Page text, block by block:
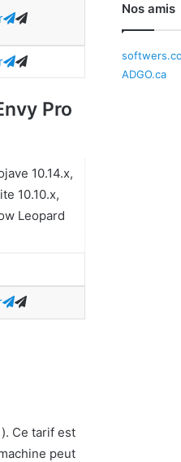
Pro
10.14.x,
10.10.x,
Leopard
Ce tarif est
peut
Nos amis
ADGO.ca